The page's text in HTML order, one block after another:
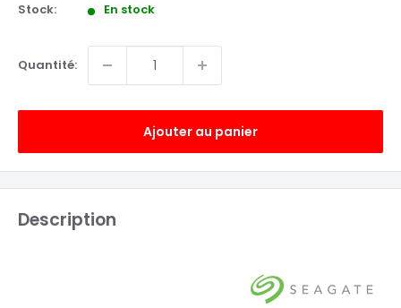
Stock: En stock
Quantité:
Ajouter au panier
Description